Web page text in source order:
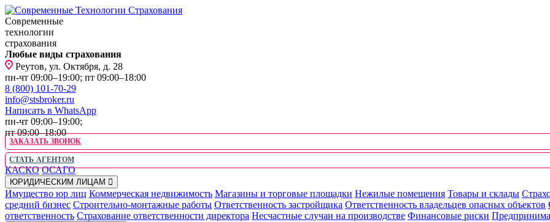
Современные
технологии
страхования
Любые виды страхования
Реутов, ул. Октября, д. 28
пн-чт 09:00–19:00; пт 09:00–18:00
8 (800) 101-70-29
info@stsbroker.ru
Написать в WhatsApp
пн-чт 09:00–19:00;
пт 09:00–18:00
ЗАКАЗАТЬ ЗВОНОК
СТАТЬ АГЕНТОМ
КАСКО ОСАГО
ЮРИДИЧЕСКИМ ЛИЦАМ
Имущество юр лиц Коммерческая недвижимость Магазины и торговые площадки Нежилые помещения Товары и склады
средний бизнес Строительно-монтажные работы Ответственность застройщика Ответственность владельцев опасных объектов
ответственность Страхование ответственности директора Несчастные случаи на производстве Финансовые риски